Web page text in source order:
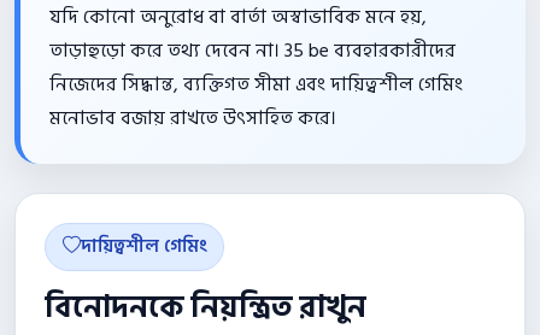
যদি কোনো অনুরোধ বা বার্তা অস্বাভাবিক মনে হয়,
তাড়াহুড়ো করে তথ্য দেবেন না। 35 be ব্যবহারকারীদের
নিজেদের সিদ্ধান্ত, ব্যক্তিগত সীমা এবং দায়িত্বশীল গেমিং
মনোভাব বজায় রাখতে উৎসাহিত করে।
দায়িত্বশীল গেমিং
বিনোদনকে নিয়ন্ত্রিত রাখুন